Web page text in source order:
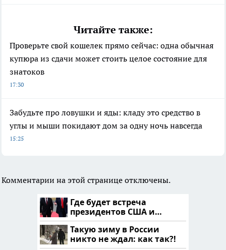
Читайте также:
Проверьте свой кошелек прямо сейчас: одна обычная
купюра из сдачи может стоить целое состояние для
знатоков
17:30
Забудьте про ловушки и яды: кладу это средство в
углы и мыши покидают дом за одну ночь навсегда
15:25
Комментарии на этой странице отключены.
Где будет встреча
президентов США и
России: Европа?
Такую зиму в России
никто не ждал: как так?!